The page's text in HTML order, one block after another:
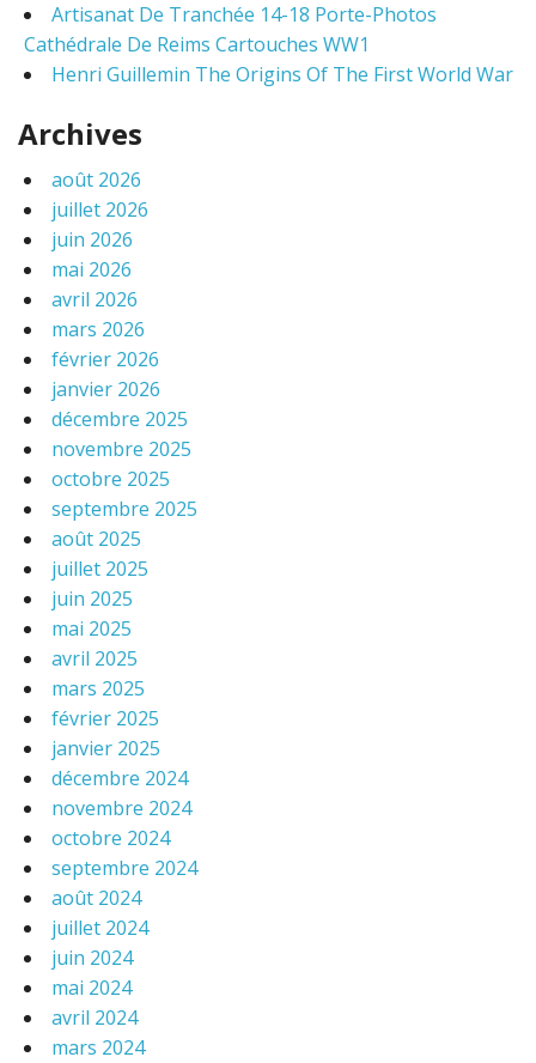
Artisanat De Tranchée 14-18 Porte-Photos
Cathédrale De Reims Cartouches WW1
Henri Guillemin The Origins Of The First World War
Archives
août 2026
juillet 2026
juin 2026
mai 2026
avril 2026
mars 2026
février 2026
janvier 2026
décembre 2025
novembre 2025
octobre 2025
septembre 2025
août 2025
juillet 2025
juin 2025
mai 2025
avril 2025
mars 2025
février 2025
janvier 2025
décembre 2024
novembre 2024
octobre 2024
septembre 2024
août 2024
juillet 2024
juin 2024
mai 2024
avril 2024
mars 2024